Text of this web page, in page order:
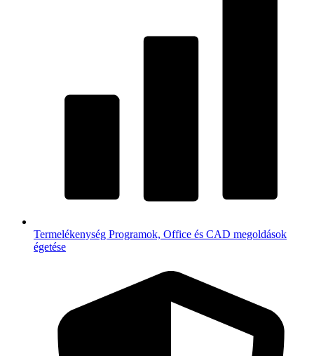
Termelékenység Programok, Office és CAD megoldások
égetése